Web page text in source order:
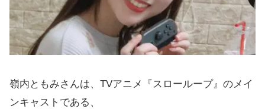
嶺内ともみさんは、TVアニメ『スローループ』のメイ
ンキャストである、